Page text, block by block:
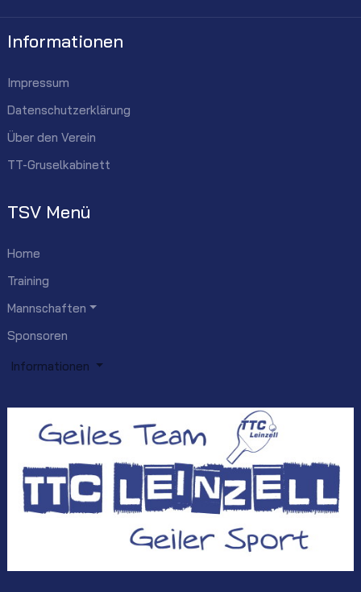
Informationen
Impressum
Datenschutzerklärung
Über den Verein
TT-Gruselkabinett
TSV Menü
Home
Training
Mannschaften
Sponsoren
Informationen